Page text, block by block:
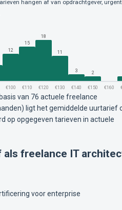
hangen af van opdrachtgever,
12
15
18
11
3 2
€100 €110 €120 €130 €140 €150 €160
van 76 actuele freelance
ligt het gemiddelde uurtarief
op opgegeven tarieven in actuele
freelance IT
voor enterprise